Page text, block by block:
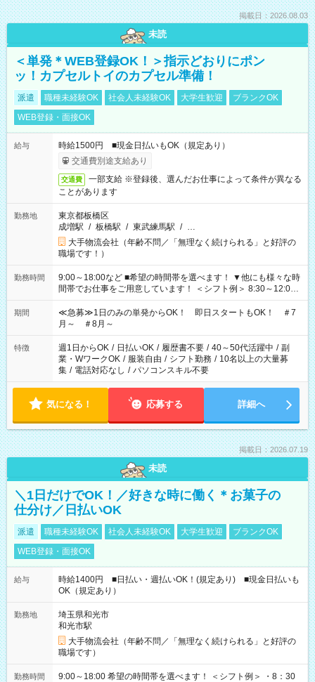
掲載日：2026.08.03
未読
＜単発＊WEB登録OK！＞指示どおりにポン
ッ！カプセルトイのカプセル準備！
派遣 職種未経験OK 社会人未経験OK 大学生歓迎
ブランクOK
WEB登録・面接OK
給与
時給1500円 ■現金日払いもOK（規定あり）
交通費別途支給あり
交通費
一部支給 ※登録後、選んだお仕事によって条件が異なる
ことがあります
勤務地
東京都板橋区
成増駅 / 板橋駅 / 東武練馬駅 / …
大手物流会社（年齢不問／「無理なく続けられる」と好評の
職場です！）
勤務時間
9:00～18:00など ■希望の時間帯を選べます！ ▼他にも様々な時
間帯でお仕事をご用意しています！ ＜シフト例＞ 8:30～12:00
17:00～22:00 13:00～22:00 22:00～翌6:00 など
期間
≪急募≫1日のみの単発からOK！ 即日スタートもOK！ ＃7
月～ ＃8月～
特徴 週1日からOK / 日払いOK / 履歴書不要 / 40～50代活躍中 / 副
業・WワークOK / 服装自由 / シフト勤務 / 10名以上の大量募
集 / 電話対応なし / パソコンスキル不要
気になる！ 応募する 詳細へ
掲載日：2026.07.19
未読
＼1日だけでOK！／好きな時に働く＊お菓子の
仕分け／日払いOK
派遣 職種未経験OK 社会人未経験OK 大学生歓迎
ブランクOK
WEB登録・面接OK
給与
時給1400円 ■日払い・週払いOK！(規定あり) ■現金日払いも
OK（規定あり）
勤務地
埼玉県和光市
和光市駅
大手物流会社（年齢不問／「無理なく続けられる」と好評の
職場です）
勤務時間
9:00～18:00 希望の時間帯を選べます！ ＜シフト例＞ ・8：30